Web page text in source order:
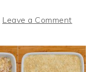
Leave a Comment